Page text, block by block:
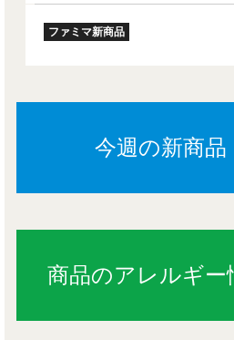
ファミマ新商品
今週の新商品
商品のアレルギー